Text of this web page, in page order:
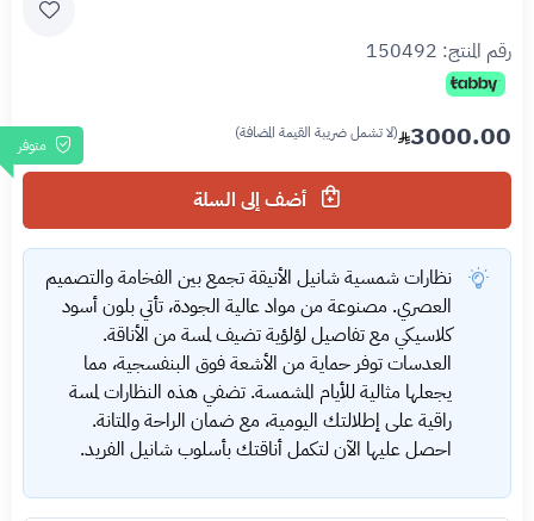
رقم المنتج: 150492
متوفر 3000.00 (لا تشمل ضريبة القيمة المضافة)
نظارات شمسية شانيل الأنيقة تجمع بين الفخامة والتصميم
العصري. مصنوعة من مواد عالية الجودة، تأتي بلون أسود
كلاسيكي مع تفاصيل لؤلؤية تضيف لمسة من الأناقة.
العدسات توفر حماية من الأشعة فوق البنفسجية، مما
يجعلها مثالية للأيام المشمسة. تضفي هذه النظارات لمسة
راقية على إطلالتك اليومية، مع ضمان الراحة والمتانة.
احصل عليها الآن لتكمل أناقتك بأسلوب شانيل الفريد.